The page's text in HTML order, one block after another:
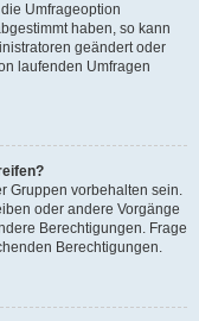
Umfrageoption
haben, so kann
geändert oder
laufenden Umfragen
Gruppen vorbehalten sein.
oder andere Vorgänge
Berechtigungen. Frage
Berechtigungen.